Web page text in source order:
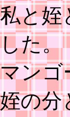
私と姪
した。
マンゴ
姪の分